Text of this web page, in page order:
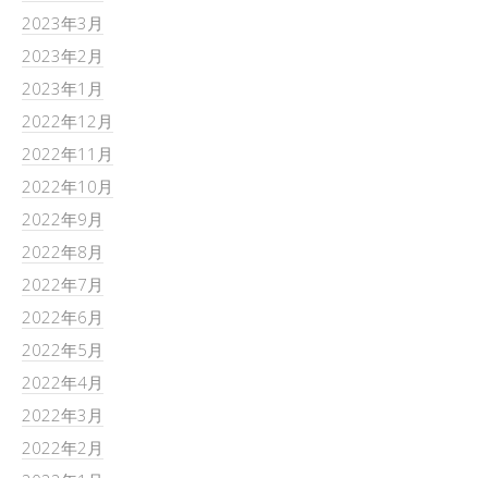
2023年3月
2023年2月
2023年1月
2022年12月
2022年11月
2022年10月
2022年9月
2022年8月
2022年7月
2022年6月
2022年5月
2022年4月
2022年3月
2022年2月